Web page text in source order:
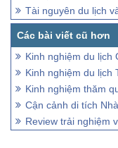
Tài nguyên du lịch và
Kinh nghiệm du lịch Gia
Kinh nghiệm du lịch
Kinh nghiệm thăm
Cận cảnh di tích
Review trải nghiệm